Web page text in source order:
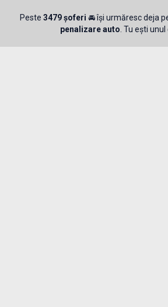
Peste 3479 șoferi 🚘 își urmăresc deja
penalizare auto . Tu ești